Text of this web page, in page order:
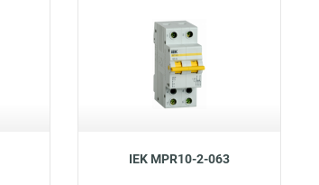
IEK MPR10-2-063